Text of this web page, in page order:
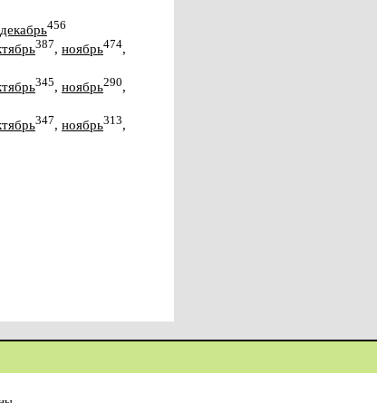
декабрь456
387, ноябрь474,
345, ноябрь290,
347, ноябрь313,